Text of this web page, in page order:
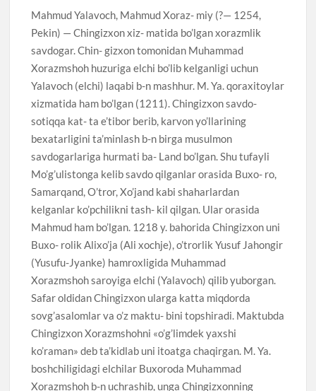
Mahmud Yalavoch, Mahmud Xoraz- miy (?— 1254,
Pekin) — Chingizxon xiz- matida bo’lgan xorazmlik
savdogar. Chin- gizxon tomonidan Muhammad
Xorazmshoh huzuriga elchi bo’lib kelganligi uchun
Yalavoch (elchi) laqabi b-n mashhur. M. Ya. qoraxitoylar
xizmatida ham bo’lgan (1211). Chingizxon savdo-
sotiqqa kat- ta e’tibor berib, karvon yo’llarining
bexatarligini ta’minlash b-n birga musulmon
savdogarlariga hurmati ba- Land bo’lgan. Shu tufayli
Mo’g’ulistonga kelib savdo qilganlar orasida Buxo- ro,
Samarqand, O’tror, Xo’jand kabi shaharlardan
kelganlar ko’pchilikni tash- kil qilgan. Ular orasida
Mahmud ham bo’lgan. 1218 y. bahorida Chingizxon uni
Buxo- rolik Alixo’ja (Ali xochje), o’trorlik Yusuf Jahongir
(Yusufu-Jyanke) hamroxligida Muhammad
Xorazmshoh saroyiga elchi (Yalavoch) qilib yuborgan.
Safar oldidan Chingizxon ularga katta miqdorda
sovg’asalomlar va o’z maktu- bini topshiradi. Maktubda
Chingizxon Xorazmshohni «o’g’limdek yaxshi
ko’raman» deb ta’kidlab uni itoatga chaqirgan. M. Ya.
boshchiligidagi elchilar Buxoroda Muhammad
Xorazmshoh b-n uchrashib, unga Chingizxonning